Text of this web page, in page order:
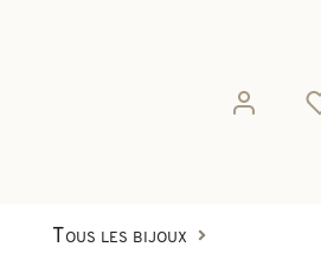
Tous les bijoux